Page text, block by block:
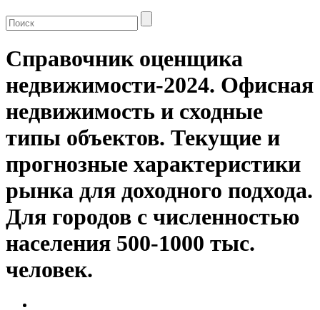
Справочник оценщика
недвижимости-2024. Офисная
недвижимость и сходные
типы объектов. Текущие и
прогнозные характеристики
рынка для доходного подхода.
Для городов с численностью
населения 500-1000 тыс.
человек.